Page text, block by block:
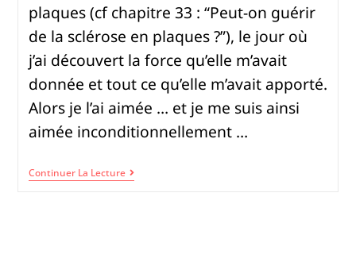
plaques (cf chapitre 33 : “Peut-on guérir
de la sclérose en plaques ?”), le jour où
j’ai découvert la force qu’elle m’avait
donnée et tout ce qu’elle m’avait apporté.
Alors je l’ai aimée … et je me suis ainsi
aimée inconditionnellement …
Continuer La Lecture